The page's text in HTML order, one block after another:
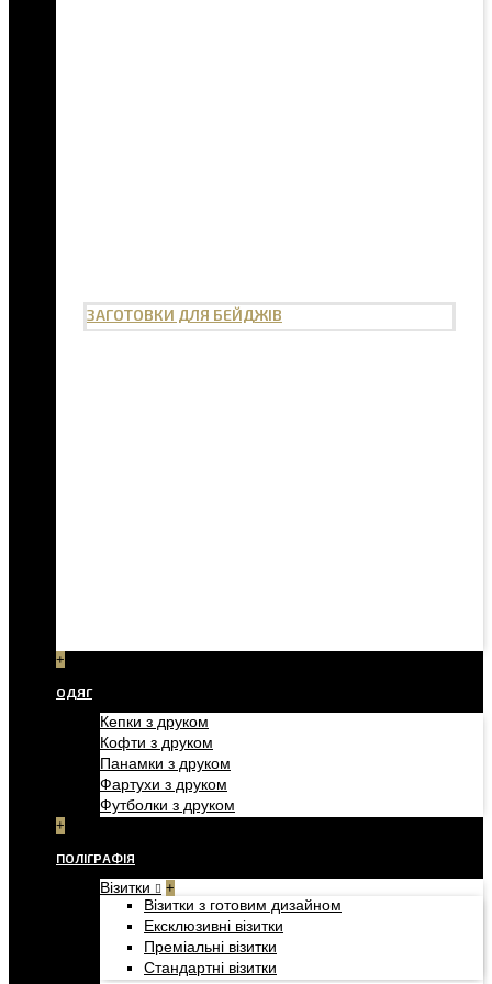
ЗАГОТОВКИ ДЛЯ БЕЙДЖІВ
+
ОДЯГ
Кепки з друком
Кофти з друком
Панамки з друком
Фартухи з друком
Футболки з друком
+
ПОЛІГРАФІЯ
Візитки +
Візитки з готовим дизайном
Ексклюзивні візитки
Преміальні візитки
Стандартні візитки